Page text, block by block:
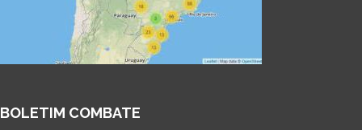
BOLETIM COMBATE